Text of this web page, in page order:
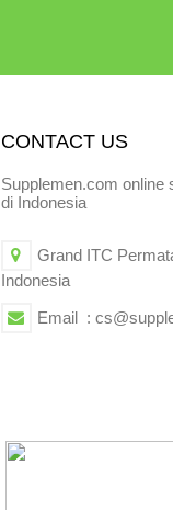
CONTACT US
Supplemen.com online
di Indonesia
Grand ITC
Indonesia
Email :